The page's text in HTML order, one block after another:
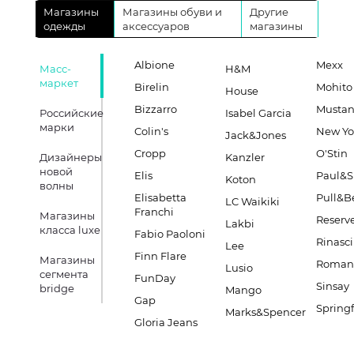
Магазины
одежды
Магазины обуви и
аксессуаров
Другие
магазины
Масс-
маркет
Российские
марки
Дизайнеры
новой
волны
Магазины
класса luxe
Магазины
сегмента
bridge
Albione
Birelin
Bizzarro
Colin's
Cropp
Elis
Elisabetta
Franchi
Fabio Paoloni
Finn Flare
FunDay
Gap
Gloria Jeans
H&M
House
Isabel Garcia
Jack&Jones
Kanzler
Koton
LC Waikiki
Lakbi
Lee
Lusio
Mango
Marks&Spencer
Mexx
Mohito
New
O'Stin
Sinsay